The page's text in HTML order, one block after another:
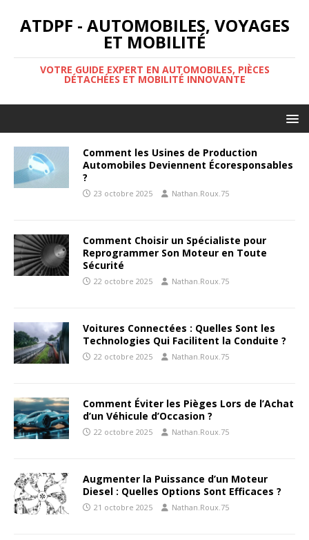
ATDPF - AUTOMOBILES, VOYAGES
ET MOBILITÉ
VOTRE GUIDE EXPERT EN AUTOMOBILES, PIÈCES
DÉTACHÉES ET MOBILITÉ INNOVANTE
Comment les Usines de Production
Automobiles Deviennent Écoresponsables
?
23 octobre 2025 Nathan.Roux.75
Comment Choisir un Spécialiste pour
Reprogrammer Son Moteur en Toute
Sécurité
22 octobre 2025 Nathan.Roux.75
Voitures Connectées : Quelles Sont les
Technologies Qui Facilitent la Conduite ?
22 octobre 2025 Nathan.Roux.75
Comment Éviter les Pièges Lors de l’Achat
d’un Véhicule d’Occasion ?
22 octobre 2025 Nathan.Roux.75
Augmenter la Puissance d’un Moteur
Diesel : Quelles Options Sont Efficaces ?
21 octobre 2025 Nathan.Roux.75